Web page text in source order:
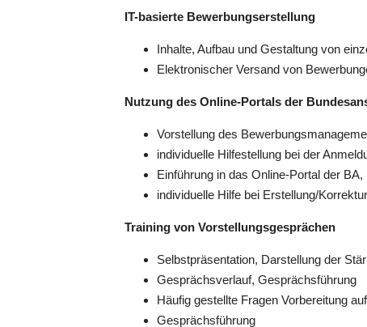
IT-basierte Bewerbungserstellung
Inhalte, Aufbau und Gestaltung von
Elektronischer Versand von
Nutzung des Online-Portals der
Vorstellung des
individuelle Hilfestellung bei der
Einführung in das Online-Portal der
individuelle Hilfe bei Erstellung/
Training von Vorstellungsgesprächen
Selbstpräsentation, Darstellung der
Gesprächsverlauf, Gesprächsführung
Häufig gestellte Fragen Vorbereitung
Gesprächsführung